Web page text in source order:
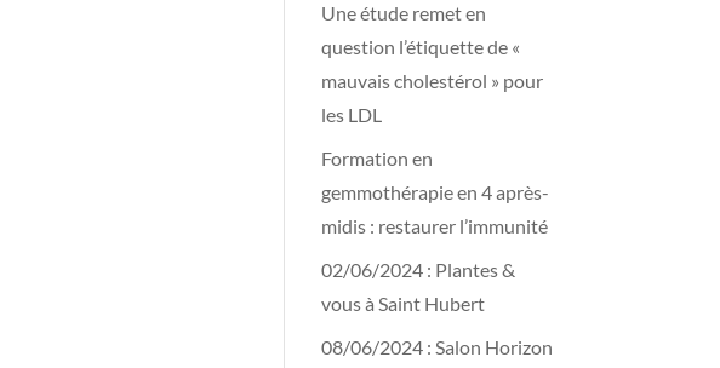
Une étude remet en
question l’étiquette de «
mauvais cholestérol » pour
les LDL
Formation en
gemmothérapie en 4 après-
midis : restaurer l’immunité
02/06/2024 : Plantes &
vous à Saint Hubert
08/06/2024 : Salon Horizon